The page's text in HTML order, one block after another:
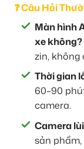
❓ Câu Hỏi
Màn hình
xe không?
zin, không
Thời gian
60–90
camera.
Camera
sản